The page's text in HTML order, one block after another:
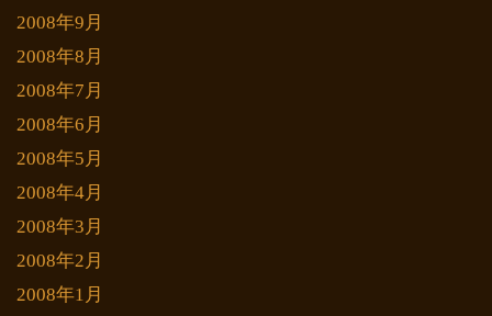
2008年9月
2008年8月
2008年7月
2008年6月
2008年5月
2008年4月
2008年3月
2008年2月
2008年1月